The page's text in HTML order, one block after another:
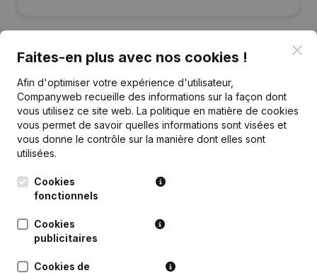
Publicationsde iPROMAC
Date Publication
Succursale, etc...)
Faites-en plus avec nos cookies !
Afin d'optimiser votre expérience d'utilisateur,
Companyweb recueille des informations sur la façon dont
vous utilisez ce site web. La politique en matière de cookies
vous permet de savoir quelles informations sont visées et
vous donne le contrôle sur la manière dont elles sont
utilisées.
Cookies
fonctionnels
Cookies
publicitaires
Cookies de